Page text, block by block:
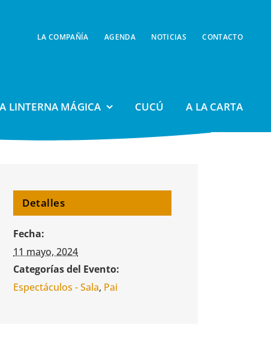
LA COMPAÑÍA AGENDA NOTICIAS CONTACTO
LINTERNA MÁGICA CUCÚ A LA CARTA
Detalles
Fecha:
11 mayo, 2024
Categorías del Evento:
Espectáculos - Sala, Pai